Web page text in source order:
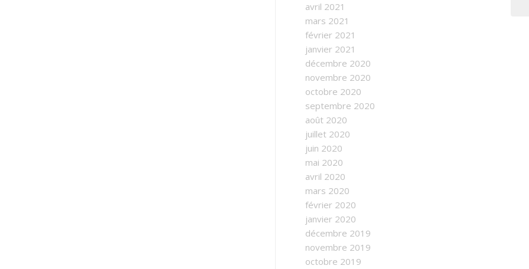
avril 2021
mars 2021
février 2021
janvier 2021
décembre 2020
novembre 2020
octobre 2020
septembre 2020
août 2020
juillet 2020
juin 2020
mai 2020
avril 2020
mars 2020
février 2020
janvier 2020
décembre 2019
novembre 2019
octobre 2019